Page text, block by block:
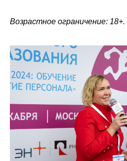
Возрастное ограничение: 18+.